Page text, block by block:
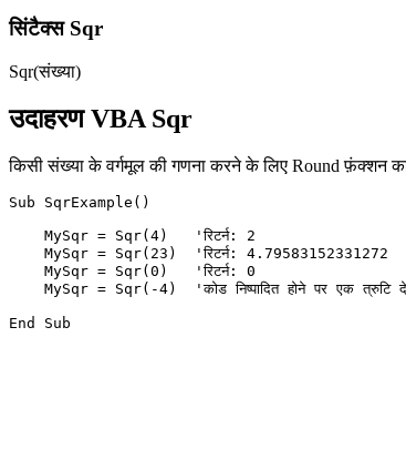
सिंटैक्स Sqr
Sqr(संख्या)
उदाहरण VBA Sqr
किसी संख्या के वर्गमूल की गणना करने के लिए Round फ़ंक्शन
Sub SqrExample()
    MySqr = Sqr(4)   'रिटर्न: 2
    MySqr = Sqr(23)  'रिटर्न: 4.79583152331272
    MySqr = Sqr(0)   'रिटर्न: 0
MySqr = Sqr(-4)  'कोड निष्पादित होने पर एक त्रुटि